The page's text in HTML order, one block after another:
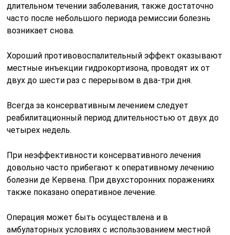
длительном течении заболевания, также достаточно
часто после небольшого периода ремиссии болезнь
возникает снова.
Хороший противовоспалительный эффект оказывают
местные инъекции гидрокортизона, проводят их от
двух до шести раз с перерывом в два-три дня.
Всегда за консервативным лечением следует
реабилитационный период длительностью от двух до
четырех недель.
При неэффективности консервативного лечения
довольно часто прибегают к оперативному лечению
болезни де Кервена. При двухсторонних поражениях
также показано оперативное лечение.
Операция может быть осуществлена и в
амбулаторных условиях с использованием местной